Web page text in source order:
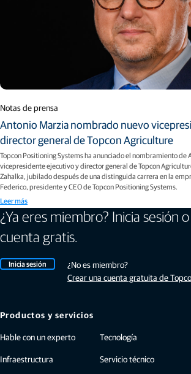
Notas de prensa
Antonio Marzia nombrado nuevo
director general de Topcon Agriculture
Topcon Positioning Systems ha anunciado el nombramiento de
vicepresidente ejecutivo y director general de Topcon
Zahalka, jubilado después de una distinguida carrera en la
Federico, presidente y CEO de Topcon Positioning Systems.
Leer más
¿Ya eres miembro? Inicia sesión
cuenta gratis.
Inicia sesión
¿No es miembro?
Crear una cuenta gratuita de
Productos y servicios
Hable con un experto
Infraestructura
Tecnología
Servicio técnico